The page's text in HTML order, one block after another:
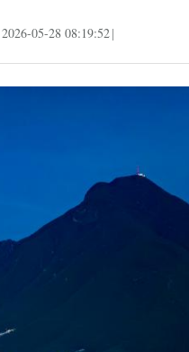
2026-05-28 08:19:52